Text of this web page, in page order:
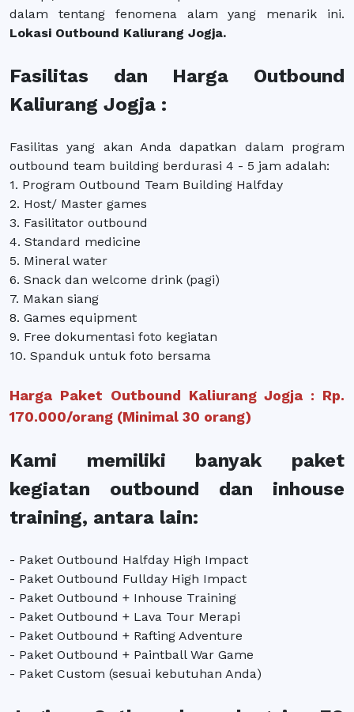
dalam tentang fenomena alam yang menarik ini.
Lokasi Outbound Kaliurang Jogja.
Fasilitas dan Harga Outbound
Kaliurang Jogja :
Fasilitas yang akan Anda dapatkan dalam program
outbound team building berdurasi 4 - 5 jam adalah:
1. Program Outbound Team Building Halfday
2. Host/ Master games
3. Fasilitator outbound
4. Standard medicine
5. Mineral water
6. Snack dan welcome drink (pagi)
7. Makan siang
8. Games equipment
9. Free dokumentasi foto kegiatan
10. Spanduk untuk foto bersama
Harga Paket Outbound Kaliurang Jogja : Rp.
170.000/orang (Minimal 30 orang)
Kami memiliki banyak paket
kegiatan outbound dan inhouse
training, antara lain:
- Paket Outbound Halfday High Impact
- Paket Outbound Fullday High Impact
- Paket Outbound + Inhouse Training
- Paket Outbound + Lava Tour Merapi
- Paket Outbound + Rafting Adventure
- Paket Outbound + Paintball War Game
- Paket Custom (sesuai kebutuhan Anda)